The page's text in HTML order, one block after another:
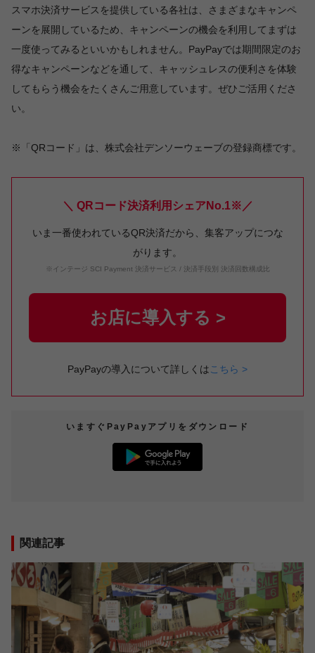
スマホ決済サービスを提供している各社は、さまざまなキャンペ
ーンを展開しているため、キャンペーンの機会を利用してまずは
一度使ってみるといいかもしれません。PayPayでは期間限定のお
得なキャンペーンなどを通して、キャッシュレスの便利さを体験
してもらう機会をたくさんご用意しています。ぜひご活用くださ
い。
※「QRコード」は、株式会社デンソーウェーブの登録商標です。
＼ QRコード決済利用シェアNo.1※／
いま一番使われているQR決済だから、集客アップにつな
がります。
※インテージ SCI Payment 決済サービス / 決済手段別 決済回数構成比
お店に導入する >
PayPayの導入について詳しくは こちら >
いますぐ PayPay アプリをダウンロード
関連記事